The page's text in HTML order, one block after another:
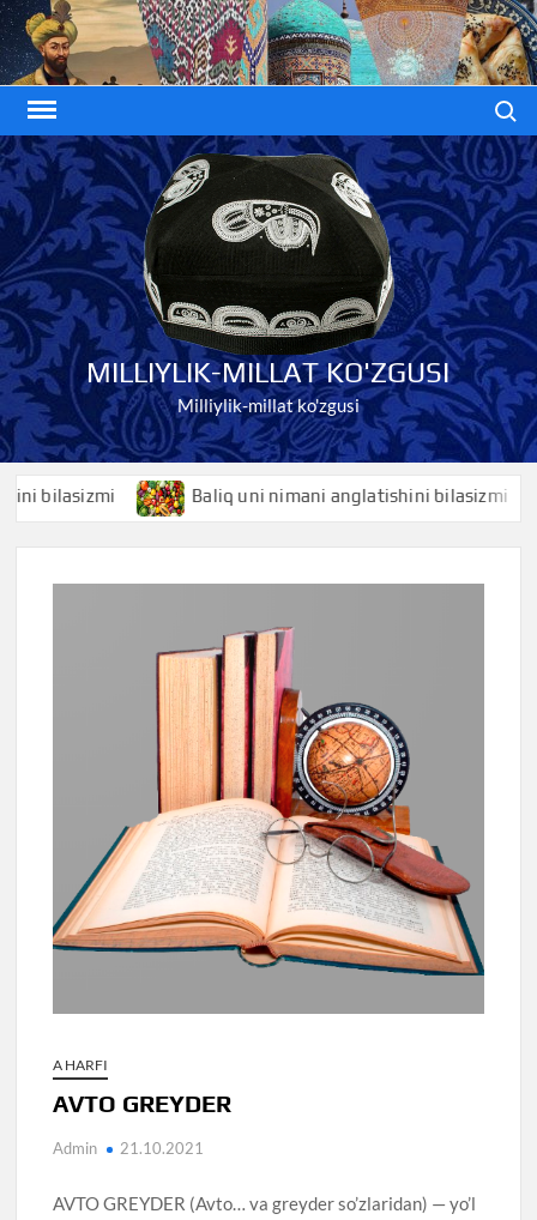
Skip
to
content
MILLIYLIK-MILLAT KO'ZGUSI
Milliylik-millat ko'zgusi
Baliq uni nimani anglatishini bilasizmi
A HARFI
AVTO GREYDER
Admin 21.10.2021
AVTO GREYDER (Avto… va greyder so’zlaridan) — yo’l